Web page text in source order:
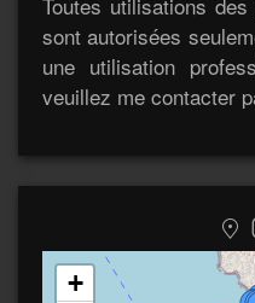
sont autorisées
une utilisation
veuillez me contacter
+